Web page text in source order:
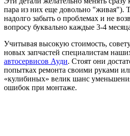
пара из них еще довольно "живая").
надолго забыть о проблемах и не
вопросу буквально каждые 3-4
Учитывая высокую стоимость,
новых запчастей специалистам
автосервисов Ауди. Стоят они
попытках ремонта своими руками
«кулибиных» велик шанс
ошибок при монтаже.